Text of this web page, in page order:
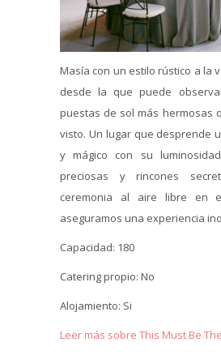
Masía con un estilo rústico a la
desde la que puede
puestas de sol más hermosas
visto. Un lugar que desprende
y mágico con su
preciosas y rincones
ceremonia al aire libre en
aseguramos una experiencia
Capacidad: 180
Catering propio: No
Alojamiento: Si
Leer más sobre This Must Be